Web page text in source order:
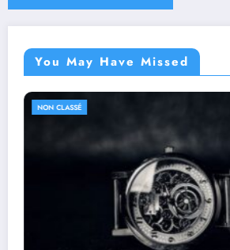
You May Have Missed
CLASSÉ